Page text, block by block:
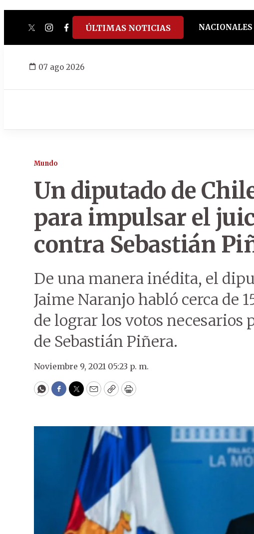
twitterinstagram
facebook
tiktokyoutube
spotify
ÚLTIMAS NOTICIAS NACIONALES
07 ago 2026
Mundo
Un diputado de
para impulsar el
contra Sebastián
De una manera inédita, el
Jaime Naranjo habló cerca de
de lograr los votos
de Sebastián Piñera.
Noviembre 9, 2021 05:23 p. m.
WhatsApp
Facebook
Twitter
EmailCopyPrint